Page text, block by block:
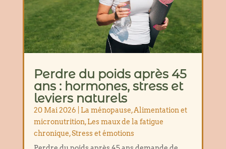
Perdre du poids après 45
ans : hormones, stress et
leviers naturels
20 Mai 2026 La ménopause,Alimentation et
micronutrition,Les maux de la fatigue
chronique,Stress et émotions